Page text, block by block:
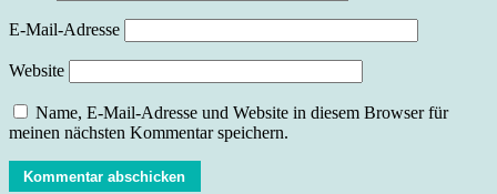
E-Mail-Adresse
Website
Name, E-Mail-Adresse und Website in diesem Browser für
meinen nächsten Kommentar speichern.